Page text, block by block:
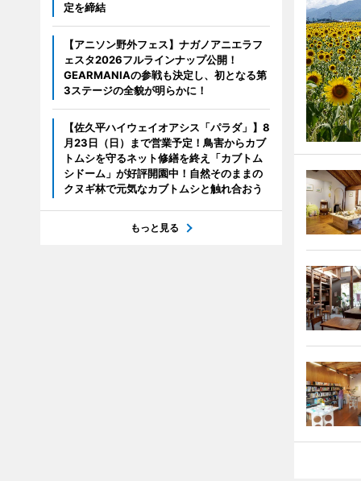
定を締結
【アニソン野外フェス】ナガノアニエラフ
ェスタ2026フルラインナップ公開！
GEARMANIAの参戦も決定し、初となる第
3ステージの全貌が明らかに！
【佐久平ハイウェイオアシス「パラダ」】8
月23日（日）まで営業予定！鳥害からカブ
トムシを守るネット修繕を終え「カブトム
シドーム」が好評開園中！自然そのままの
クヌギ林で元気なカブトムシと触れ合おう
もっと見る